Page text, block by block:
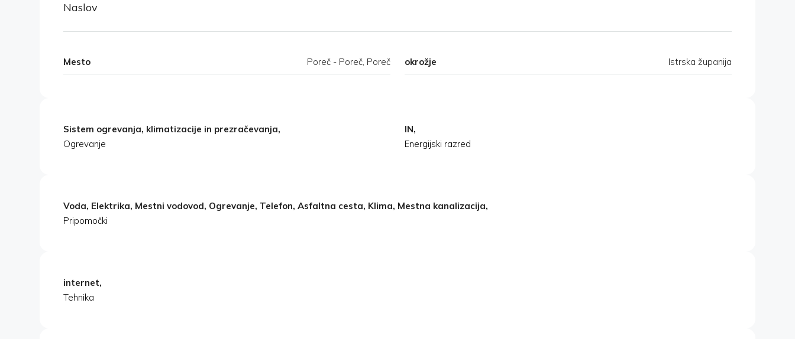
Naslov
Mesto Poreč - Poreč, Poreč okrožje Istrska županija
Sistem ogrevanja, klimatizacije in prezračevanja,
Ogrevanje
IN,
Energijski razred
Voda, Elektrika, Mestni vodovod, Ogrevanje, Telefon, Asfaltna cesta, Klima, Mestna kanalizacija,
Pripomočki
internet,
Tehnika